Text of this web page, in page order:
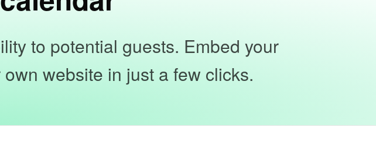
to potential guests. Embed your
website in just a few clicks.